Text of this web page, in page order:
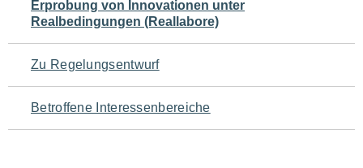
den
Seiteninhalt
Erprobung von Innovationen unter
Realbedingungen (Reallabore)
Zu Regelungsentwurf
Betroffene Interessenbereiche